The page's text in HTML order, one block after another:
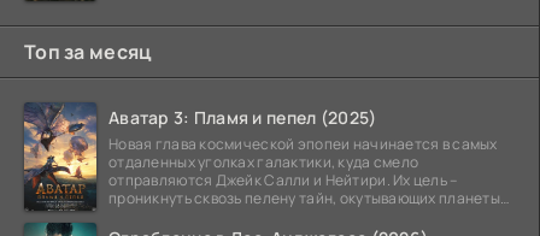
Топ за месяц
Аватар 3: Пламя и пепел (2025)
Новая глава космической эпопеи начинается в самых
отдаленных уголках галактики, куда смело
отправляются Джейк Салли и Нейтири. Их цель –
проникнуть сквозь пелену тайн, окутывающих планеты